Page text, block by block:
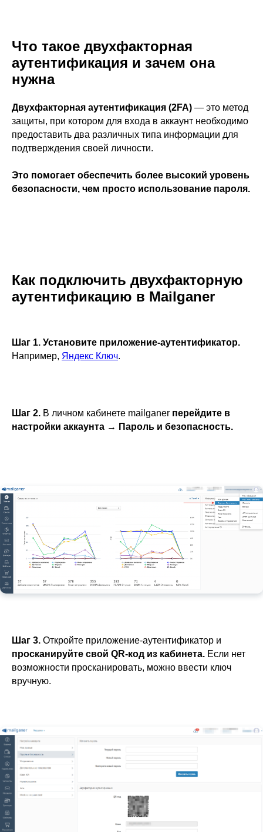
Что такое двухфакторная
аутентификация и зачем она
нужна
Двухфакторная аутентификация (2FA) — это метод
защиты, при котором для входа в аккаунт необходимо
предоставить два различных типа информации для
подтверждения своей личности.
Это помогает обеспечить более высокий уровень
безопасности, чем просто использование пароля.
Как подключить двухфакторную
аутентификацию в Mailganer
Шаг 1. Установите приложение-аутентификатор.
Например, Яндекс Ключ.
Шаг 2. В личном кабинете mailganer перейдите в
настройки аккаунта → Пароль и безопасность.
Шаг 3. Откройте приложение-аутентификатор и
просканируйте свой QR-код из кабинета. Если нет
возможности просканировать, можно ввести ключ
вручную.